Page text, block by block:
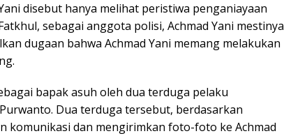
disebut hanya melihat peristiwa penganiayaan
sebagai anggota polisi, Achmad Yani mestinya
dugaan bahwa Achmad Yani memang melakukan
bapak asuh oleh dua terduga pelaku
Dua terduga tersebut, berdasarkan
komunikasi dan mengirimkan foto-foto ke Achmad